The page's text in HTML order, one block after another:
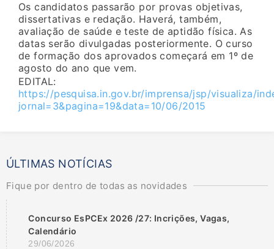
Os candidatos passarão por provas objetivas,
dissertativas e redação. Haverá, também,
avaliação de saúde e teste de aptidão física. As
datas serão divulgadas posteriormente. O curso
de formação dos aprovados começará em 1º de
agosto do ano que vem.
EDITAL:
https://pesquisa.in.gov.br/imprensa/jsp/visualiza/
jornal=3&pagina=19&data=10/06/2015
ÚLTIMAS NOTÍCIAS
Fique por dentro de todas as novidades
Concurso EsPCEx 2026 /27: Incrições, Vagas,
Calendário
29/06/2026